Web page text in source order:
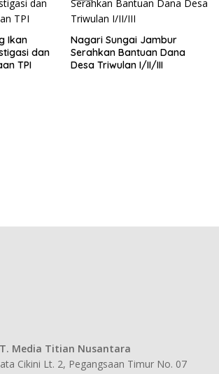
Ikan
dan
TPI
Nagari Sungai Jambur
Serahkan Bantuan Dana
Desa Triwulan I/II/III
Media Titian Nusantara
Cikini Lt. 2, Pegangsaan Timur No. 07